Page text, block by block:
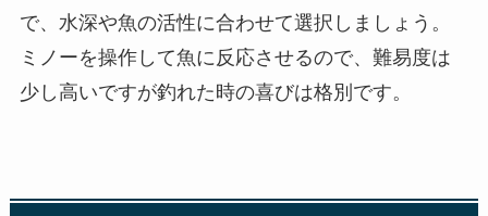
で、水深や魚の活性に合わせて選択しましょう。
ミノーを操作して魚に反応させるので、難易度は
少し高いですが釣れた時の喜びは格別です。